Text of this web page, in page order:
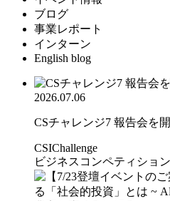
ブログ
事業レポート
インターン
English blog
2026.07.06
CSチャレンジ7 報告会を
CSIChallenge
ビジネスコンペティション